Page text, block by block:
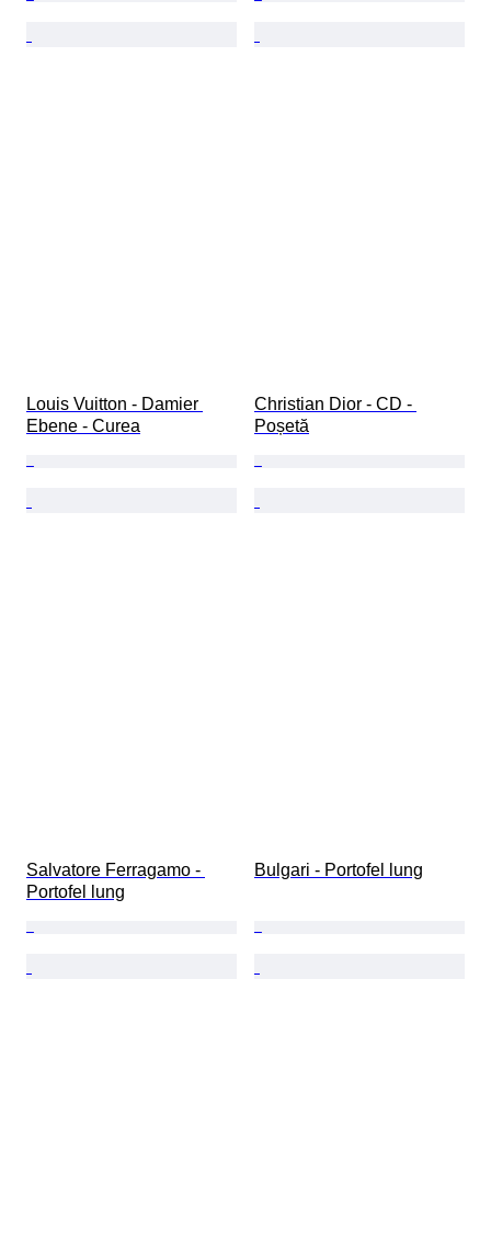
Louis Vuitton - Damier
Ebene - Curea
Christian Dior - CD -
Poșetă
Salvatore Ferragamo -
Portofel lung
Bulgari - Portofel lung